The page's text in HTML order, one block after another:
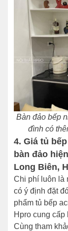
Bàn đảo bếp
đình có
4. Giá tủ
bàn đảo
Long Biên,
Chi phí luôn là
có ý định đặt
phẩm tủ bếp
Hpro cung
Cùng tham